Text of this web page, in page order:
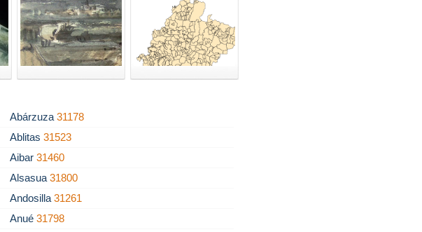
Abárzuza31178
Ablitas31523
Aibar31460
Alsasua31800
Andosilla31261
Anué31798